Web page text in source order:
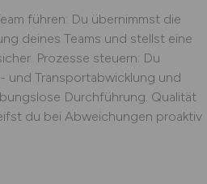
führen: Du übernimmst die
deines Teams und stellst eine
Prozesse steuern: Du
und Transportabwicklung und
Durchführung. Qualität
du bei Abweichungen proaktiv